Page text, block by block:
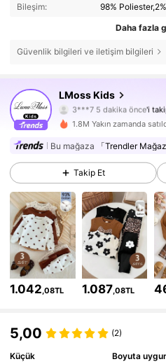
Bileşim: 98%
Daha fazla
Güvenlik bilgileri ve iletişim bilgileri
LMoss Kids
4,89
349K Takipçiler
3***7 5 dakika önce'i
j***6 göz atıyor
4,89 349K Takipçiler
4,89 349K Takipçiler
4,89 349K Takipçiler
4,89 349K Takipçiler
4,89 349K Takipçiler
1.8M Yakın zamanda
Bu mağaza 「Trendler
Takip Et
1.042 ,08TL 1.087 ,08TL
5,00 (2)
Küçük
Boyuta